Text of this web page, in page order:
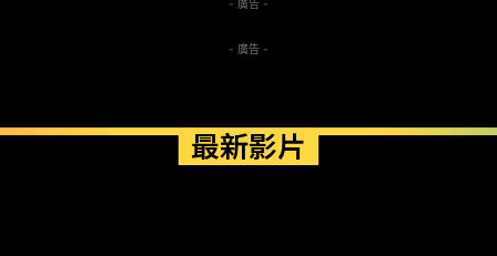
- 廣告 -
- 廣告 -
最新影片